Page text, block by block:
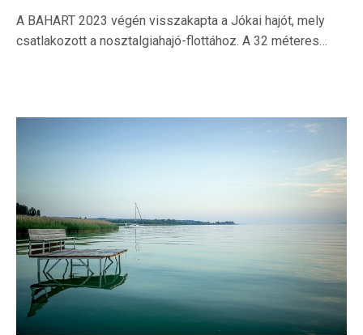
A BAHART 2023 végén visszakapta a Jókai hajót, mely
csatlakozott a nosztalgiahajó-flottához. A 32 méteres…